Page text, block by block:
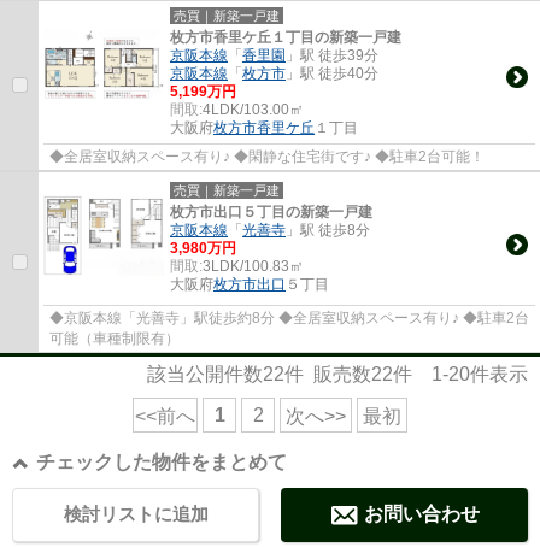
売買｜新築一戸建
枚方市香里ケ丘１丁目の新築一戸建
京阪本線 「香里園 」駅 徒歩39分
京阪本線 「枚方市 」駅 徒歩40分
5,199万円
間取:4LDK/103.00㎡
大阪府枚方市香里ケ丘 １丁目
◆全居室収納スペース有り♪ ◆閑静な住宅街です♪ ◆駐車2台可能！
売買｜新築一戸建
枚方市出口５丁目の新築一戸建
京阪本線 「光善寺 」駅 徒歩8分
3,980万円
間取:3LDK/100.83㎡
大阪府枚方市出口 ５丁目
◆京阪本線「光善寺」駅徒歩約8分 ◆全居室収納スペース有り♪ ◆駐車2台
可能（車種制限有）
該当公開件数22件 販売数22件 1-20件表示
<<前へ 1 2 次へ>> 最初
チェックした物件をまとめて
お問い合わせ
検討リストに追加